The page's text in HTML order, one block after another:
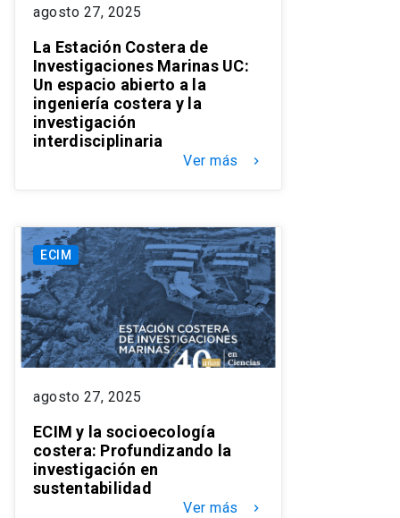
agosto 27, 2025
La Estación Costera de
Investigaciones Marinas UC:
Un espacio abierto a la
ingeniería costera y la
investigación
interdisciplinaria
Ver más keyboard_arrow_right
ECIM
agosto 27, 2025
ECIM y la socioecología
costera: Profundizando la
investigación en
sustentabilidad
Ver más keyboard_arrow_right